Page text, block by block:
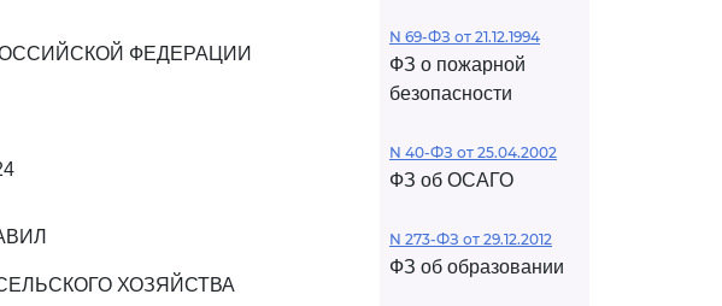
ФЕДЕРАЦИИ
ХОЗЯЙСТВА
N 69-ФЗ от 21.12.1994
ФЗ о пожарной
безопасности
N 40-ФЗ от 25.04.2002
ФЗ об ОСАГО
N 273-ФЗ от 29.12.2012
ФЗ об образовании